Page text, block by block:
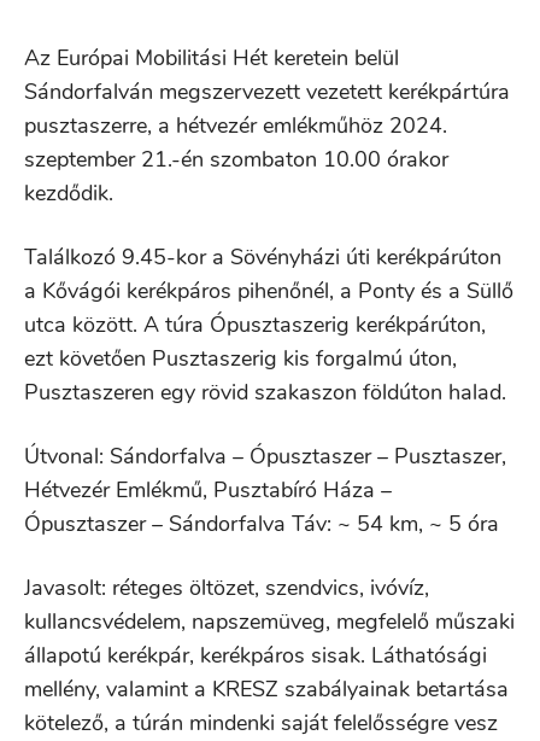
Az Európai Mobilitási Hét keretein belül
Sándorfalván megszervezett vezetett kerékpártúra
pusztaszerre, a hétvezér emlékműhöz 2024.
szeptember 21.-én szombaton 10.00 órakor
kezdődik.
Találkozó 9.45-kor a Sövényházi úti kerékpárúton
a Kővágói kerékpáros pihenőnél, a Ponty és a Süllő
utca között. A túra Ópusztaszerig kerékpárúton,
ezt követően Pusztaszerig kis forgalmú úton,
Pusztaszeren egy rövid szakaszon földúton halad.
Útvonal: Sándorfalva – Ópusztaszer – Pusztaszer,
Hétvezér Emlékmű, Pusztabíró Háza –
Ópusztaszer – Sándorfalva Táv: ~ 54 km, ~ 5 óra
Javasolt: réteges öltözet, szendvics, ivóvíz,
kullancsvédelem, napszemüveg, megfelelő műszaki
állapotú kerékpár, kerékpáros sisak. Láthatósági
mellény, valamint a KRESZ szabályainak betartása
kötelező, a túrán mindenki saját felelősségre vesz